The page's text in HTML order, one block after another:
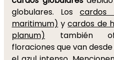
globulares. Los cardos
maritimum) ycardos de
planum) también
floraciones que van